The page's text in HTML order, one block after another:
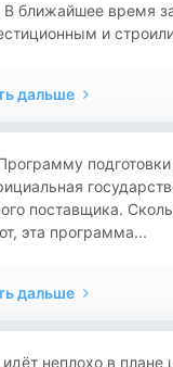
В ближайшее время
и
дальше
подготовки
поставщика.
эта программа...
дальше
неплохо в плане